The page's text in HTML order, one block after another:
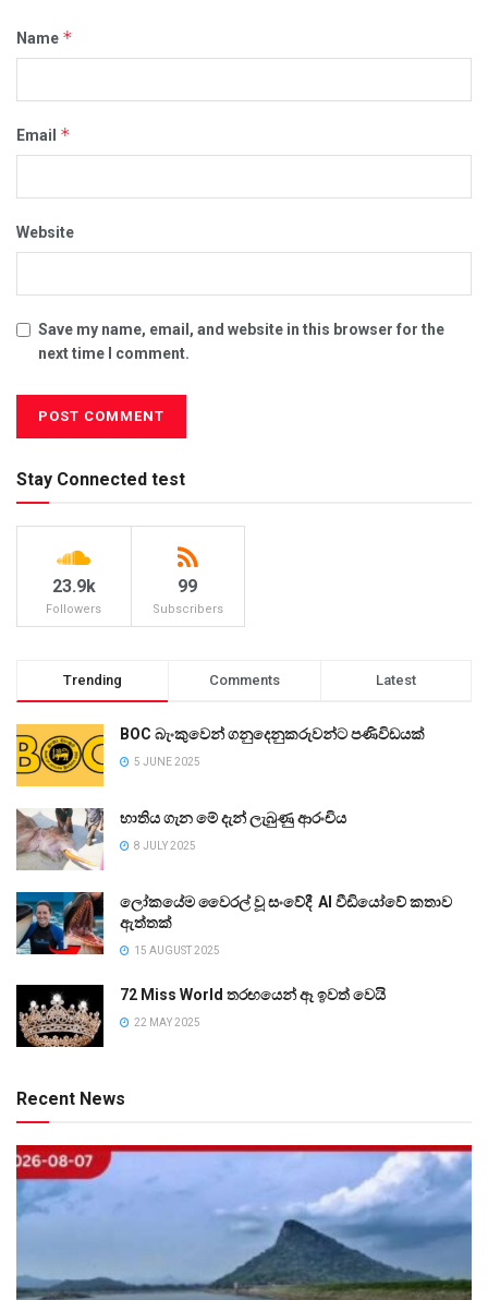
Name *
Email *
Website
Save my name, email, and website in this browser for the
next time I comment.
Stay Connected test
23.9k
Followers
99
Subscribers
Trending Comments Latest
BOC බැංකුවෙන් ගනුදෙනුකරුවන්ට පණිවිඩයක්
5 JUNE 2025
භාතිය ගැන මේ දැන් ලැබුණු ආරංචිය
8 JULY 2025
ලෝකයේම වෛරල් වූ සංවේදී AI වීඩියෝවේ කතාව
ඇත්තක්
15 AUGUST 2025
72 Miss World තරඟයෙන් ඈ ඉවත් වෙයි
22 MAY 2025
Recent News